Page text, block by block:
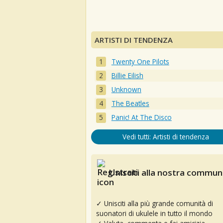
ARTISTI DI TENDENZA
Twenty One Pilots
Billie Eilish
Unknown
The Beatles
Panic! At The Disco
Vedi tutti: Artisti di tendenza
Unisciti alla nostra
✓ Unisciti alla più grande comunità di
suonatori di ukulele in tutto il mondo